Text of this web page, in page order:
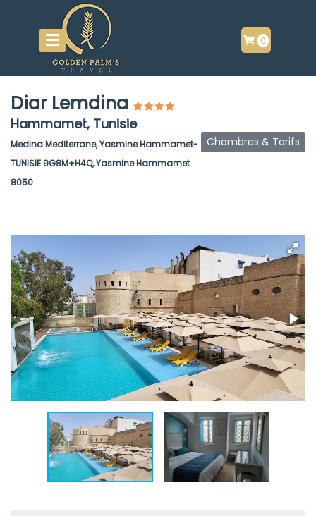
0
Diar Lemdina
Hammamet, Tunisie
Medina Mediterrane, Yasmine Hammamet-
TUNISIE 9G8M+H4Q, Yasmine Hammamet
8050
Chambres & Tarifs